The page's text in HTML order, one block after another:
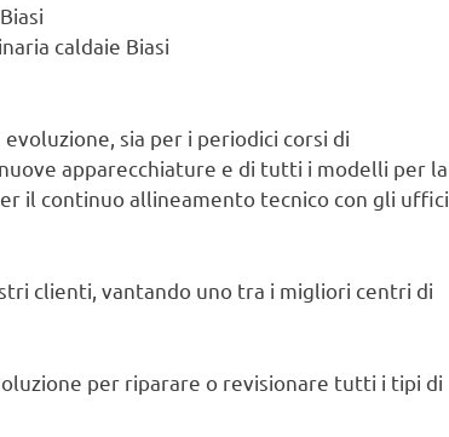
caldaie Biasi
sia per i periodici corsi di
apparecchiature e di tutti i modelli per la
il continuo allineamento tecnico con gli uffici
clienti, vantando uno tra i migliori centri di
per riparare o revisionare tutti i tipi di